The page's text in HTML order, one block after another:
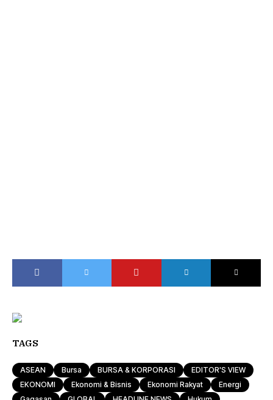
TAGS
ASEAN Bursa BURSA & KORPORASI
EDITOR'S VIEW
EKONOMI
Ekonomi & Bisnis Ekonomi Rakyat
Energi